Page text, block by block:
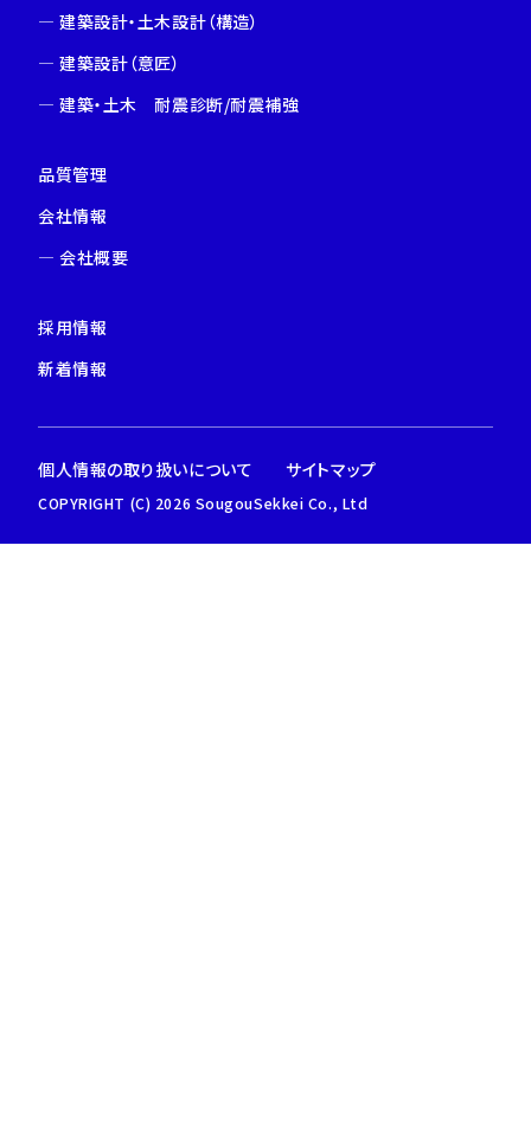
―建築設計・土木設計（構造）
―建築設計（意匠）
―建築・土木 耐震診断/耐震補強
品質管理
会社情報
―会社概要
採⽤情報
新着情報
個人情報の取り扱いについて サイトマップ
COPYRIGHT (C) 2026 SougouSekkei Co., Ltd